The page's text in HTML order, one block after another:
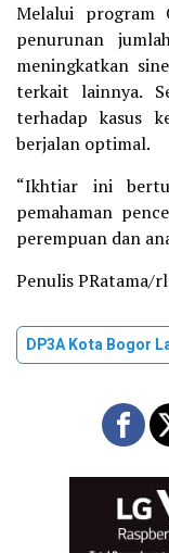
Melalui program
penurunan
meningkatkan
terkait lainnya.
terhadap kasus
berjalan optimal.
“Ikhtiar ini
pemahaman
perempuan dan
Penulis PRatama/
DP3A Kota Bogor